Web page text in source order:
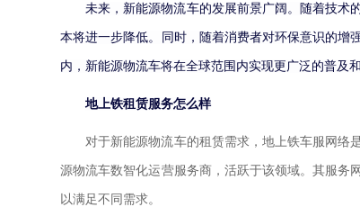
未来，新能源物流车的发展前景广阔。随着技术
本将进一步降低。同时，随着消费者对环保意识的增
内，新能源物流车将在全球范围内实现更广泛的普及和
地上铁租赁服务怎么样
对于新能源物流车的租赁需求，地上铁车服网络
源物流车数智化运营服务商，活跃于该领域。其服务
以满足不同需求。